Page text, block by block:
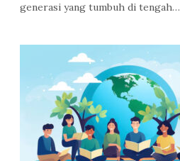
generasi yang tumbuh di tengah…